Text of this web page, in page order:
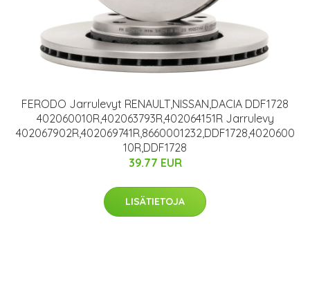
FERODO Jarrulevyt RENAULT,NISSAN,DACIA DDF1728
402060010R,402063793R,402064151R Jarrulevy
402067902R,402069741R,8660001232,DDF1728,4020600
10R,DDF1728
39.77 EUR
LISÄTIETOJA